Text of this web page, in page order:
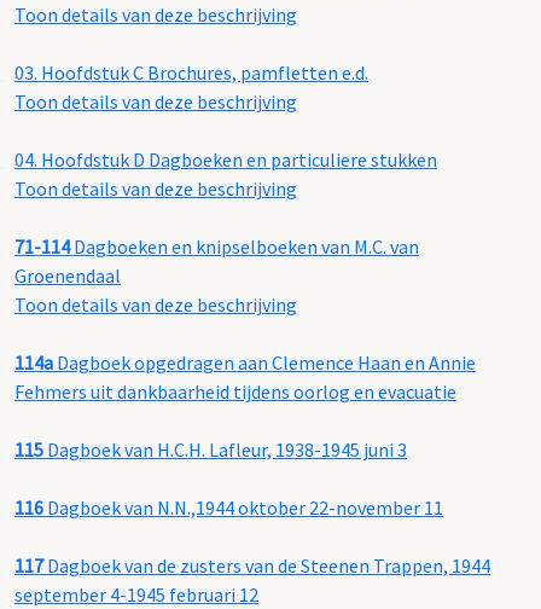
Toon details van deze beschrijving
03. Hoofdstuk C Brochures, pamfletten e.d.
Toon details van deze beschrijving
04. Hoofdstuk D Dagboeken en particuliere stukken
Toon details van deze beschrijving
71-114Dagboeken en knipselboeken van M.C. van
Groenendaal
Toon details van deze beschrijving
114a Dagboek opgedragen aan Clemence Haan en Annie
Fehmers uit dankbaarheid tijdens oorlog en evacuatie
115 Dagboek van H.C.H. Lafleur, 1938-1945 juni 3
116 Dagboek van N.N.,1944 oktober 22-november 11
117Dagboek van de zusters van de Steenen Trappen, 1944
september 4-1945 februari 12